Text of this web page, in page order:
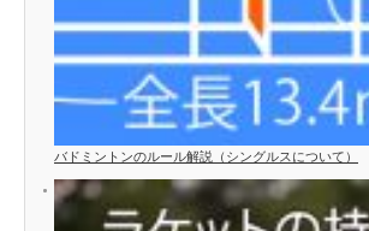
バドミントンのルール解説（シングルスについて）